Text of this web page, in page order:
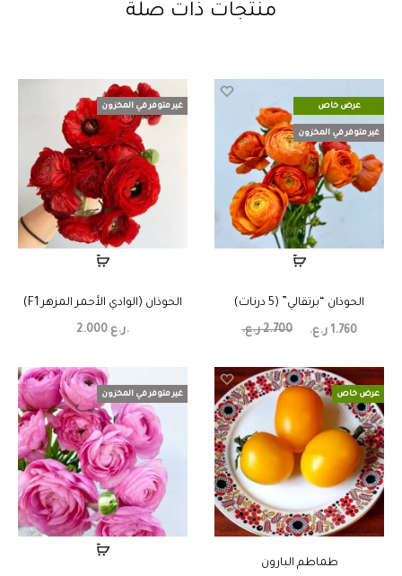
منتجات ذات صلة
عرض خاص
غير متوفر في المخزون
الحوذان “برتقالي” (5 درنات)
2.700 ر.ع. 1.760 ر.ع.
غير متوفر في المخزون
الحوذان (الوادي الأحمر المزهر F1)
2.000 ر.ع.
عرض خاص
طماطم البارون
غير متوفر في المخزون